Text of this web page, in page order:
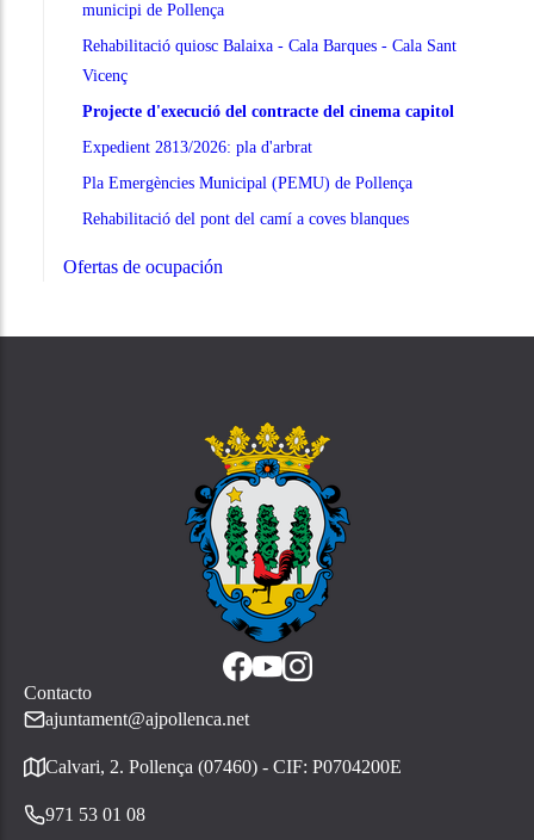
municipi de Pollença
Rehabilitació quiosc Balaixa - Cala Barques - Cala Sant
Vicenç
Projecte d'execució del contracte del cinema capitol
Expedient 2813/2026: pla d'arbrat
Pla Emergències Municipal (PEMU) de Pollença
Rehabilitació del pont del camí a coves blanques
Ofertas de ocupación
Contacto
ajuntament@ajpollenca.net
Calvari, 2. Pollença (07460) - CIF: P0704200E
971 53 01 08